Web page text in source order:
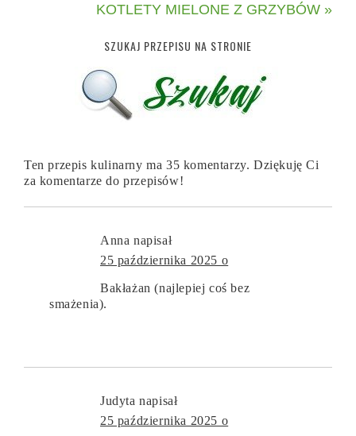
KOTLETY MIELONE Z GRZYBÓW »
SZUKAJ PRZEPISU NA STRONIE
Ten przepis kulinarny ma 35 komentarzy. Dziękuję Ci
za komentarze do przepisów!
Anna napisał
25 października 2025 o
Bakłażan (najlepiej coś bez
smażenia).
Judyta napisał
25 października 2025 o